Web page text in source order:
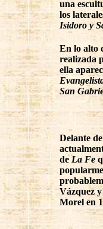
una
los
Isidoro y
En lo alto
realizada
ella
San
Delante
deLa Fe
Vázquez
Morel en